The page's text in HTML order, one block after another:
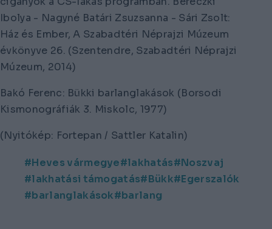
Ibolya - Nagyné Batári Zsuzsanna - Sári Zsolt:
Ház és Ember, A Szabadtéri Néprajzi Múzeum
évkönyve 26. (Szentendre, Szabadtéri Néprajzi
Múzeum, 2014)
Bakó Ferenc: Bükki barlanglakások (Borsodi
Kismonográfiák 3. Miskolc, 1977)
(Nyitókép: Fortepan / Sattler Katalin)
Heves vármegye lakhatás
Noszvaj
lakhatási támogatás
Bükk
Egerszalók
barlanglakások
barlang